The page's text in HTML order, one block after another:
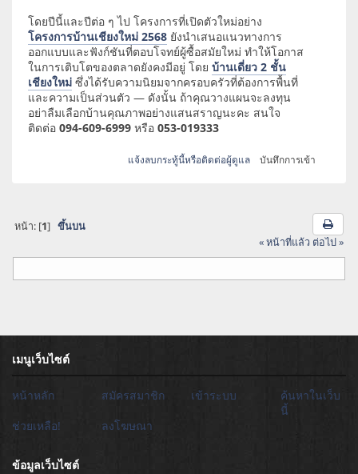
โดยปีนี้และปีต่อ ๆ ไป โครงการที่เปิดตัวใหม่อย่าง
โครงการบ้านเชียงใหม่ 2568 ยังนำเสนอแนวทางการ
ออกแบบและฟังก์ชันที่ตอบโจทย์ผู้ซื้อสมัยใหม่ ทำให้โอกาส
ในการเติบโตของตลาดยังคงมีอยู่ โดย บ้านเดี่ยว 2 ชั้น
เชียงใหม่ ซึ่งได้รับความนิยมจากครอบครัวที่ต้องการพื้นที่
และความเป็นส่วนตัว — ดังนั้น ถ้าคุณวางแผนจะลงทุน
อย่าลืมเลือกบ้านคุณภาพอย่างแสนสราญนะคะ สนใจ
ติดต่อ 094-609-6999 หรือ 053-019333
แจ้งลบกระทู้นี้หรือติดต่อผู้ดูแล บันทึกการเข้า
หน้า: [1] ขึ้นบน
« หน้าที่แล้ว ต่อไป »
เมนูเว็บไซต์
หน้าหลัก สมัครสมาชิก เข้าระบบ
ค้นหาในเว็บ
นี้
ช่วยเหลือ!
ลงโฆษณา
ข้อมูลเว็บไซต์